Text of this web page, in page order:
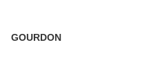
GOURDON